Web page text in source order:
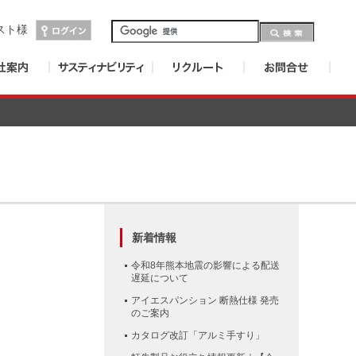
ト様
新着情報
令和8年熊本地震の影響による配送
遅延について
アイエスパンション 断熱仕様 発売
のご案内
カタログ改訂「アルミ手すり」